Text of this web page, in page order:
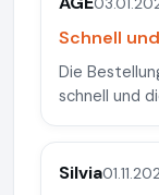
Schnell
Die
schnell und
Silvia